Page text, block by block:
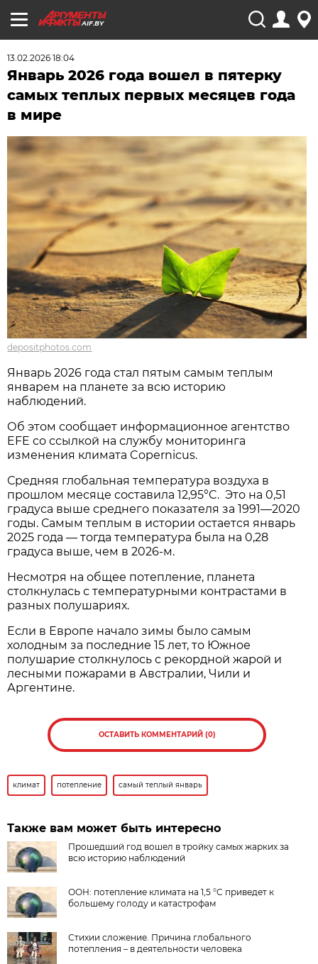
AIF.BY
13.02.2026 18:04
Январь 2026 года вошел в пятерку
самых теплых первых месяцев года
в мире
depositphotos.com
Январь 2026 года стал пятым самым теплым
январем на планете за всю историю
наблюдений.
Об этом сообщает информационное агентство
EFE со ссылкой на службу мониторинга
изменения климата Copernicus.
Средняя глобальная температура воздуха в
прошлом месяце составила 12,95°C. Это на 0,51
градуса выше среднего показателя за 1991—2020
годы. Самым теплым в истории остается январь
2025 года — тогда температура была на 0,28
градуса выше, чем в 2026-м.
Несмотря на общее потепление, планета
столкнулась с температурными контрастами в
разных полушариях.
Если в Европе начало зимы было самым
холодным за последние 15 лет, то Южное
полушарие столкнулось с рекордной жарой и
лесными пожарами в Австралии, Чили и
Аргентине.
ОСТАВИТЬ КОММЕНТАРИЙ (0)
климат потепление самый теплый январь
Также вам может быть интересно
Прошедший год вошел в тройку самых жарких за
всю историю наблюдений
ООН: потепление климата на 1,5 °C приведет к
большему голоду и катастрофам
Стихии сложение. Причина глобального
потепления – в деятельности человека